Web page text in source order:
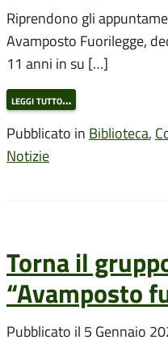
Riprendono gli
Avamposto Fuorilegge,
11 anni in su […]
leggi tutto…
Pubblicato in Biblioteca,
Notizie
Torna il
“Avamposto
Pubblicato il 5 Gennaio